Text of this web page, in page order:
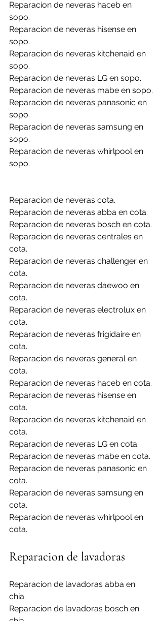
Reparacion de neveras haceb en
sopo.
Reparacion de neveras hisense en
sopo.
Reparacion de neveras kitchenaid en
sopo.
Reparacion de neveras LG en sopo.
Reparacion de neveras mabe en sopo.
Reparacion de neveras panasonic en
sopo.
Reparacion de neveras samsung en
sopo.
Reparacion de neveras whirlpool en
sopo.
Reparacion de neveras cota.
Reparacion de neveras abba en cota.
Reparacion de neveras bosch en cota.
Reparacion de neveras centrales en
cota.
Reparacion de neveras challenger en
cota.
Reparacion de neveras daewoo en
cota.
Reparacion de neveras electrolux en
cota.
Reparacion de neveras frigidaire en
cota.
Reparacion de neveras general en
cota.
Reparacion de neveras haceb en cota.
Reparacion de neveras hisense en
cota.
Reparacion de neveras kitchenaid en
cota.
Reparacion de neveras LG en cota.
Reparacion de neveras mabe en cota.
Reparacion de neveras panasonic en
cota.
Reparacion de neveras samsung en
cota.
Reparacion de neveras whirlpool en
cota.
Reparacion de lavadoras
Reparacion de lavadoras abba en
chia.
Reparacion de lavadoras bosch en